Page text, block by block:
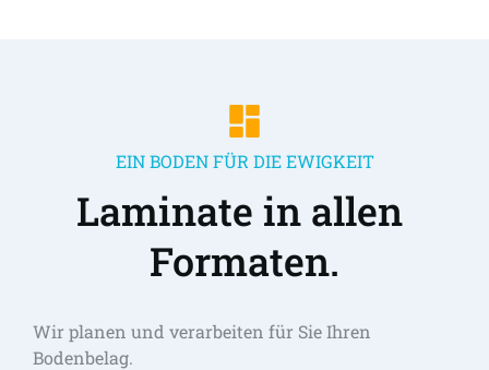
EIN BODEN FÜR DIE EWIGKEIT
Laminate in allen
Formaten.
Wir planen und verarbeiten für Sie Ihren
Bodenbelag.